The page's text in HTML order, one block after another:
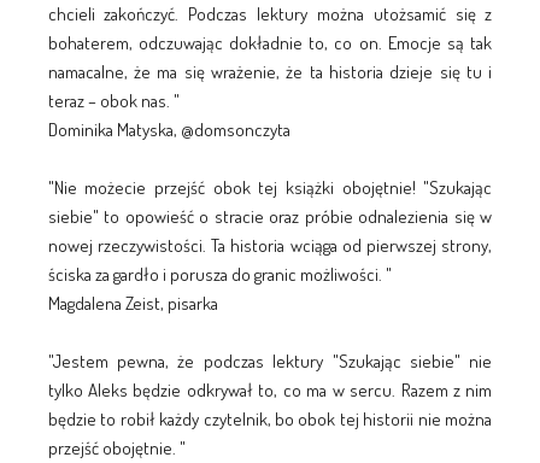
chcieli zakończyć. Podczas lektury można utożsamić się z
bohaterem, odczuwając dokładnie to, co on. Emocje są tak
namacalne, że ma się wrażenie, że ta historia dzieje się tu i
teraz – obok nas. "
Dominika Matyska, @domsonczyta
"Nie możecie przejść obok tej książki obojętnie! "Szukając
siebie" to opowieść o stracie oraz próbie odnalezienia się w
nowej rzeczywistości. Ta historia wciąga od pierwszej strony,
ściska za gardło i porusza do granic możliwości. "
Magdalena Zeist, pisarka
"Jestem pewna, że podczas lektury "Szukając siebie" nie
tylko Aleks będzie odkrywał to, co ma w sercu. Razem z nim
będzie to robił każdy czytelnik, bo obok tej historii nie można
przejść obojętnie. "